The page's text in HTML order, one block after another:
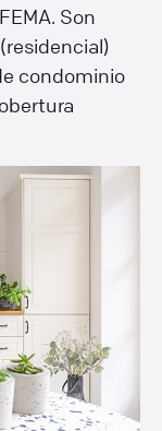
Son
condominio